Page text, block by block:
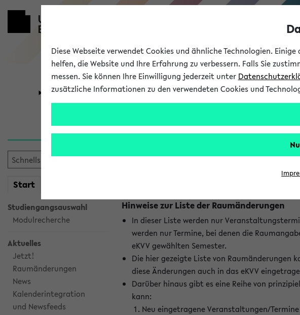
Universität Forschung Studium
Start
Studiengangsauswahl
Modulrecherche
Aktuelles
Jetzt!
Raumänderungen
News
Kalenderintegration
und Newsfeeds
Raumänderungen
Hinweise zur Liste der Raumänderungen
In dieser Liste werden nur
werden nur Termine, bei denen die
eKVV gewählten Semester.
Die hier gezeigte Liste von Raumänderungen
diese Änderungen auch in das eKVV
Darüber hinaus gibt es eine Reihe von
kann:
Neu eingetragene Veranstaltungen/
Diese Webseite verwendet Cookies und ähnliche Technologien.
helfen, die Website und Ihre Erfahrung zu verbessern. Falls Sie
messen. Sie können Ihre Einwilligung jederzeit unter
zusätzliche Informationen zu den verwendeten Cookies und